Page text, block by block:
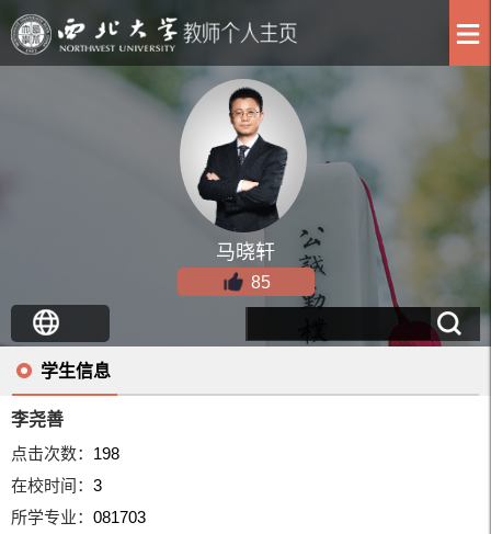
马晓轩
85
学生信息
李尧善
点击次数： 198
在校时间：3
所学专业：081703